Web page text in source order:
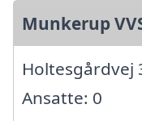
Munkerup
Holtesgårdvej
Ansatte: 0